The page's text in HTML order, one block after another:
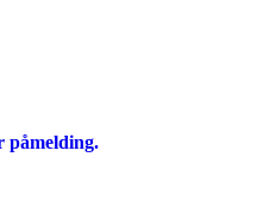
påmelding.